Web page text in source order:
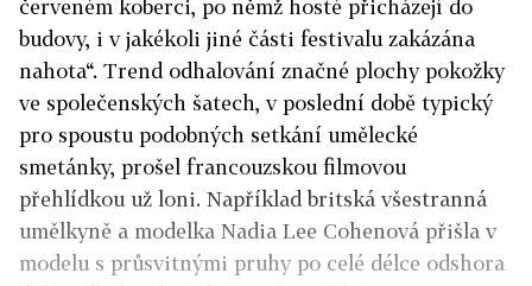
červeném koberci, po němž hosté přicházejí do
budovy, i v jakékoli jiné části festivalu zakázána
nahota“. Trend odhalování značné plochy pokožky
ve společenských šatech, v poslední době typický
pro spoustu podobných setkání umělecké
smetánky, prošel francouzskou filmovou
přehlídkou už loni. Například britská všestranná
umělkyně a modelka Nadia Lee Cohenová přišla v
modelu s průsvitnými pruhy po celé délce odshora